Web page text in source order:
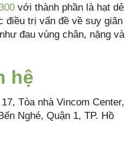
với thành phần là hạt dẻ
điều trị vấn đề về suy giãn
đau vùng chân, nặng và
hệ
Tòa nhà Vincom Center,
Nghé, Quận 1, TP. Hồ